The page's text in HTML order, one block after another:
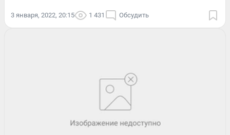
3 января, 2022, 20:15 1 431 Обсудить